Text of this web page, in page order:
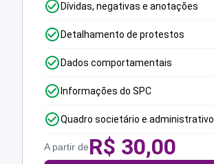
Dívidas, negativas e anotações
Detalhamento de protestos
Dados comportamentais
Informações do SPC
Quadro societário e administrativo
A partir deR$ 30,00